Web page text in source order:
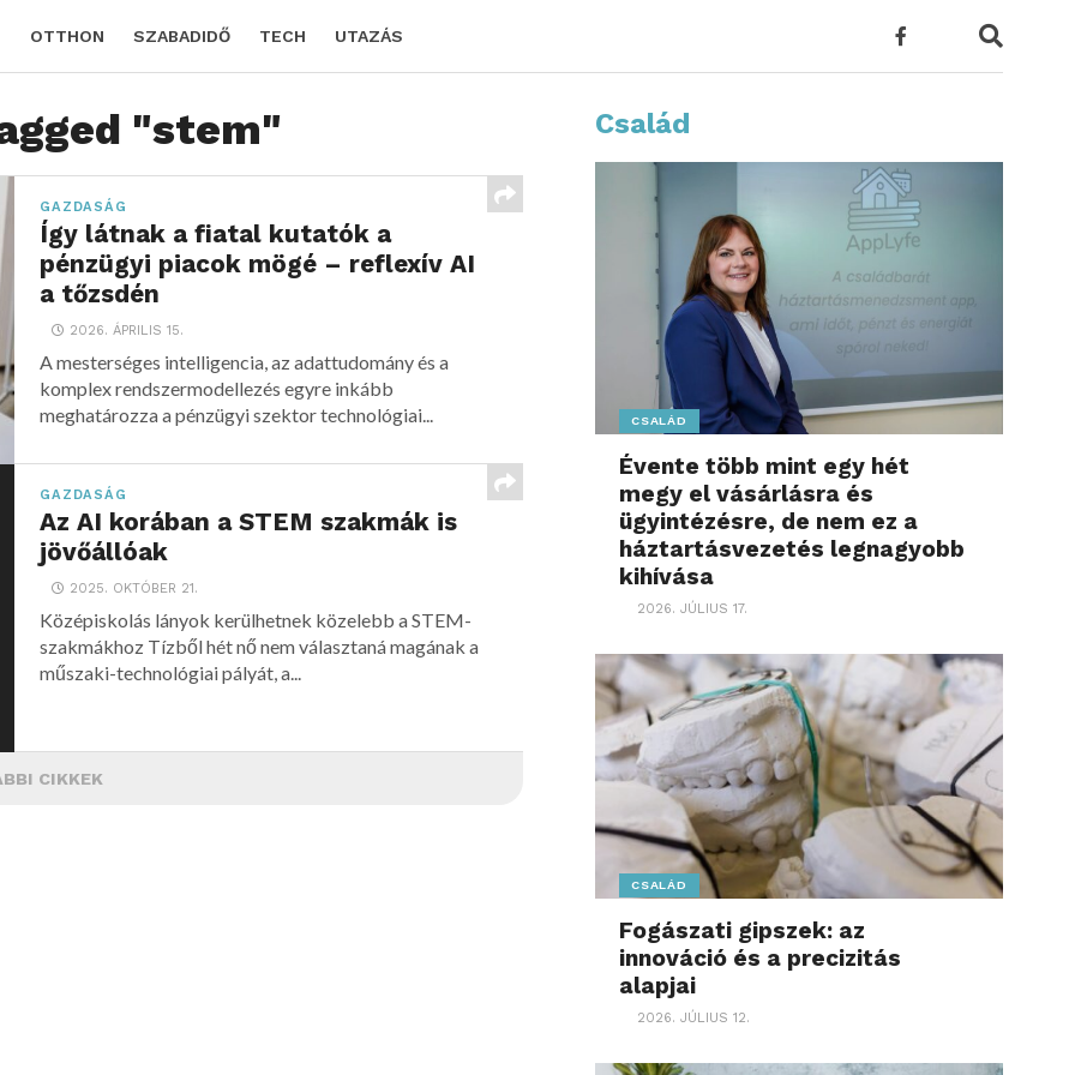
OTTHON SZABADIDŐ TECH UTAZÁS
"stem"
GAZDASÁG
Így látnak a fiatal kutatók a
pénzügyi piacok mögé – reflexív AI
a tőzsdén
2026. ÁPRILIS 15.
A mesterséges intelligencia, az adattudomány és a
komplex rendszermodellezés egyre inkább
meghatározza a pénzügyi szektor technológiai...
GAZDASÁG
Az AI korában a STEM szakmák is
jövőállóak
2025. OKTÓBER 21.
Középiskolás lányok kerülhetnek közelebb a STEM-
szakmákhoz Tízből hét nő nem választaná magának a
műszaki-technológiai pályát, a...
CIKKEK
Család
CSALÁD
Évente több mint egy hét
megy el vásárlásra és
ügyintézésre, de nem ez a
háztartásvezetés legnagyobb
kihívása
2026. JÚLIUS 17.
CSALÁD
Fogászati gipszek: az
innováció és a precizitás
alapjai
2026. JÚLIUS 12.